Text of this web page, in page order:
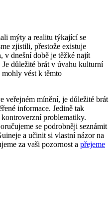
mýty ‌a realitu týkající se
zjistili, přestože⁢ existuje
v​ dnešní době je těžké najít
důležité brát v úvahu kulturní
vést k těmto
veřejném mínění, je‍ důležité brát
informace. Jedině tak
problematiky.⁤
se⁢ podrobněji ‌seznámit
a učinit ‍si vlastní názor na
​za vaši⁤ pozornost a přejeme